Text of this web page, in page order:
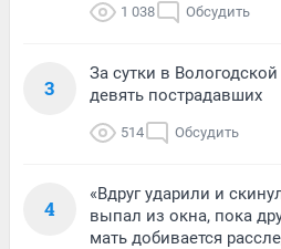
1 038 Обсудить
3
За сутки в
девять пострадавших
514 Обсудить
4
«Вдруг ударили и
выпал из окна, пока
мать добивается